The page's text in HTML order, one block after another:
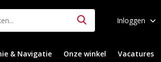
Inloggen
& Navigatie Onze winkel Vacatures